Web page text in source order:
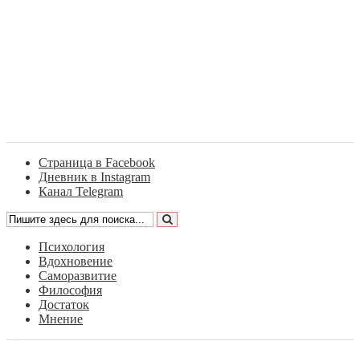
Страница в Facebook
Дневник в Instagram
Канал Telegram
Психология
Вдохновение
Саморазвитие
Философия
Достаток
Мнение